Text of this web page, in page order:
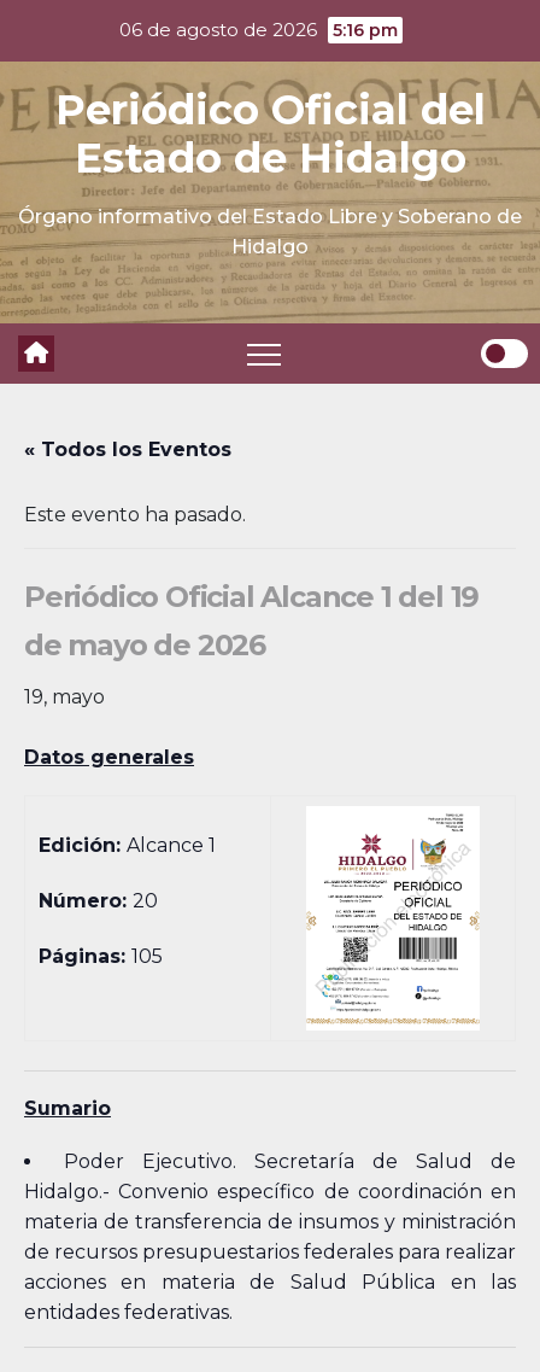
content
06 de agosto de 2026 5:16 pm
Periódico Oficial del
Estado de Hidalgo
Órgano informativo del Estado Libre y Soberano de
Hidalgo
« Todos los Eventos
Este evento ha pasado.
Periódico Oficial Alcance 1 del 19
de mayo de 2026
19, mayo
Datos generales
Edición:Alcance 1
Número:20
Páginas:105
Sumario
Poder Ejecutivo. Secretaría de Salud de
Hidalgo.- Convenio específico de coordinación en
materia de transferencia de insumos y ministración
de recursos presupuestarios federales para realizar
acciones en materia de Salud Pública en las
entidades federativas.